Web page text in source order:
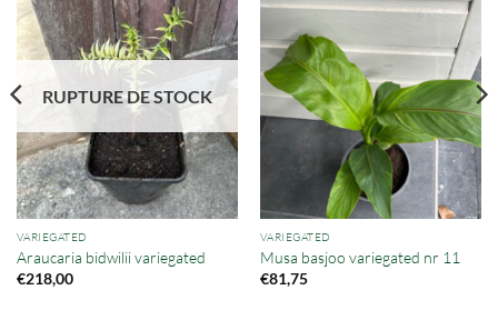
RUPTURE DE STOCK
VARIEGATED
Araucaria bidwilii variegated
€218,00
VARIEGATED
Musa basjoo variegated nr 11
€81,75